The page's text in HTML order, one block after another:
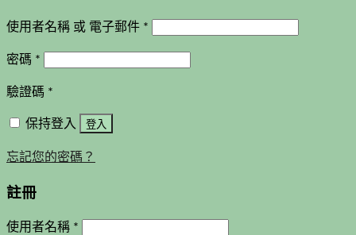
使用者名稱 或 電子郵件 *
密碼 *
驗證碼 *
保持登入 登入
忘記您的密碼？
註冊
使用者名稱 *